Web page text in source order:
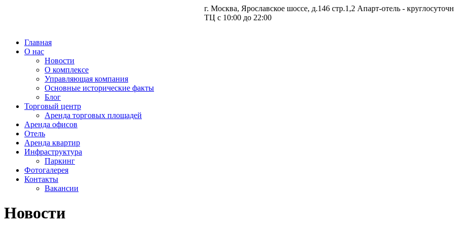
г. Москва, Ярославское шоссе, д.146 стр.1,2 Апарт-отель -
ТЦ с 10:00 до 22:00
Главная
О нас
Новости
О комплексе
Управляющая компания
Основные исторические факты
Блог
Торговый центр
Аренда торговых площадей
Аренда офисов
Отель
Аренда квартир
Инфраструктура
Паркинг
Фотогалерея
Контакты
Вакансии
Новости